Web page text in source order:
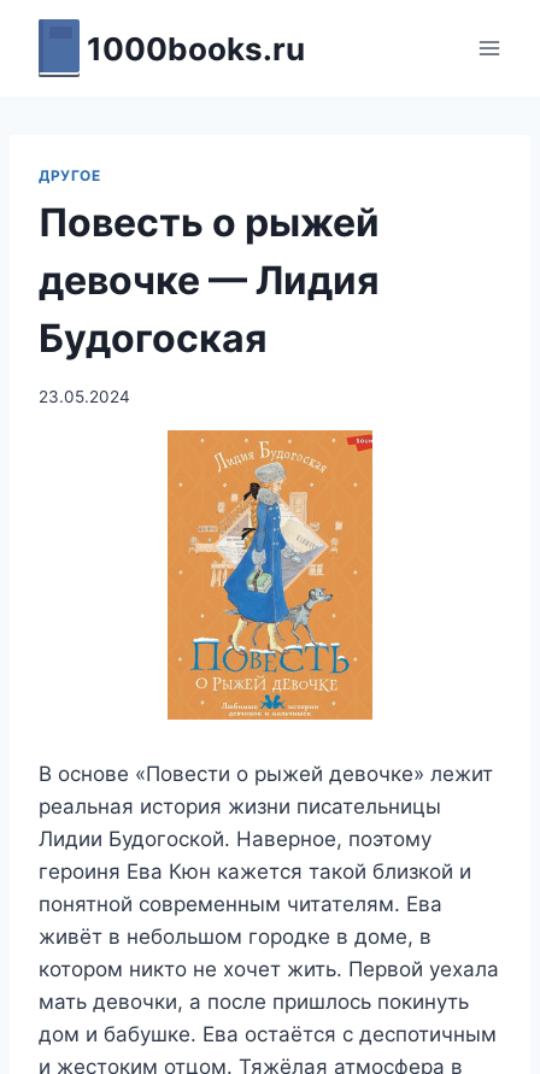
Перейти
содержимому
1000books.ru
ДРУГОЕ
Повесть о рыжей
девочке — Лидия
Будогоская
23.05.2024
В основе «Повести о рыжей девочке» лежит
реальная история жизни писательницы
Лидии Будогоской. Наверное, поэтому
героиня Ева Кюн кажется такой близкой и
понятной современным читателям. Ева
живёт в небольшом городке в доме, в
котором никто не хочет жить. Первой уехала
мать девочки, а после пришлось покинуть
дом и бабушке. Ева остаётся с деспотичным
и жестоким отцом. Тяжёлая атмосфера в